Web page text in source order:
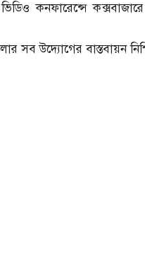
কনফারেন্সে কক্সবাজারে
সব উদ্যোগের বাস্তবায়ন